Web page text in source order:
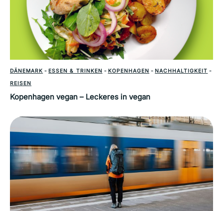
DÄNEMARK - ESSEN & TRINKEN - KOPENHAGEN - NACHHALTIGKEIT -
REISEN
Kopenhagen vegan – Leckeres in vegan